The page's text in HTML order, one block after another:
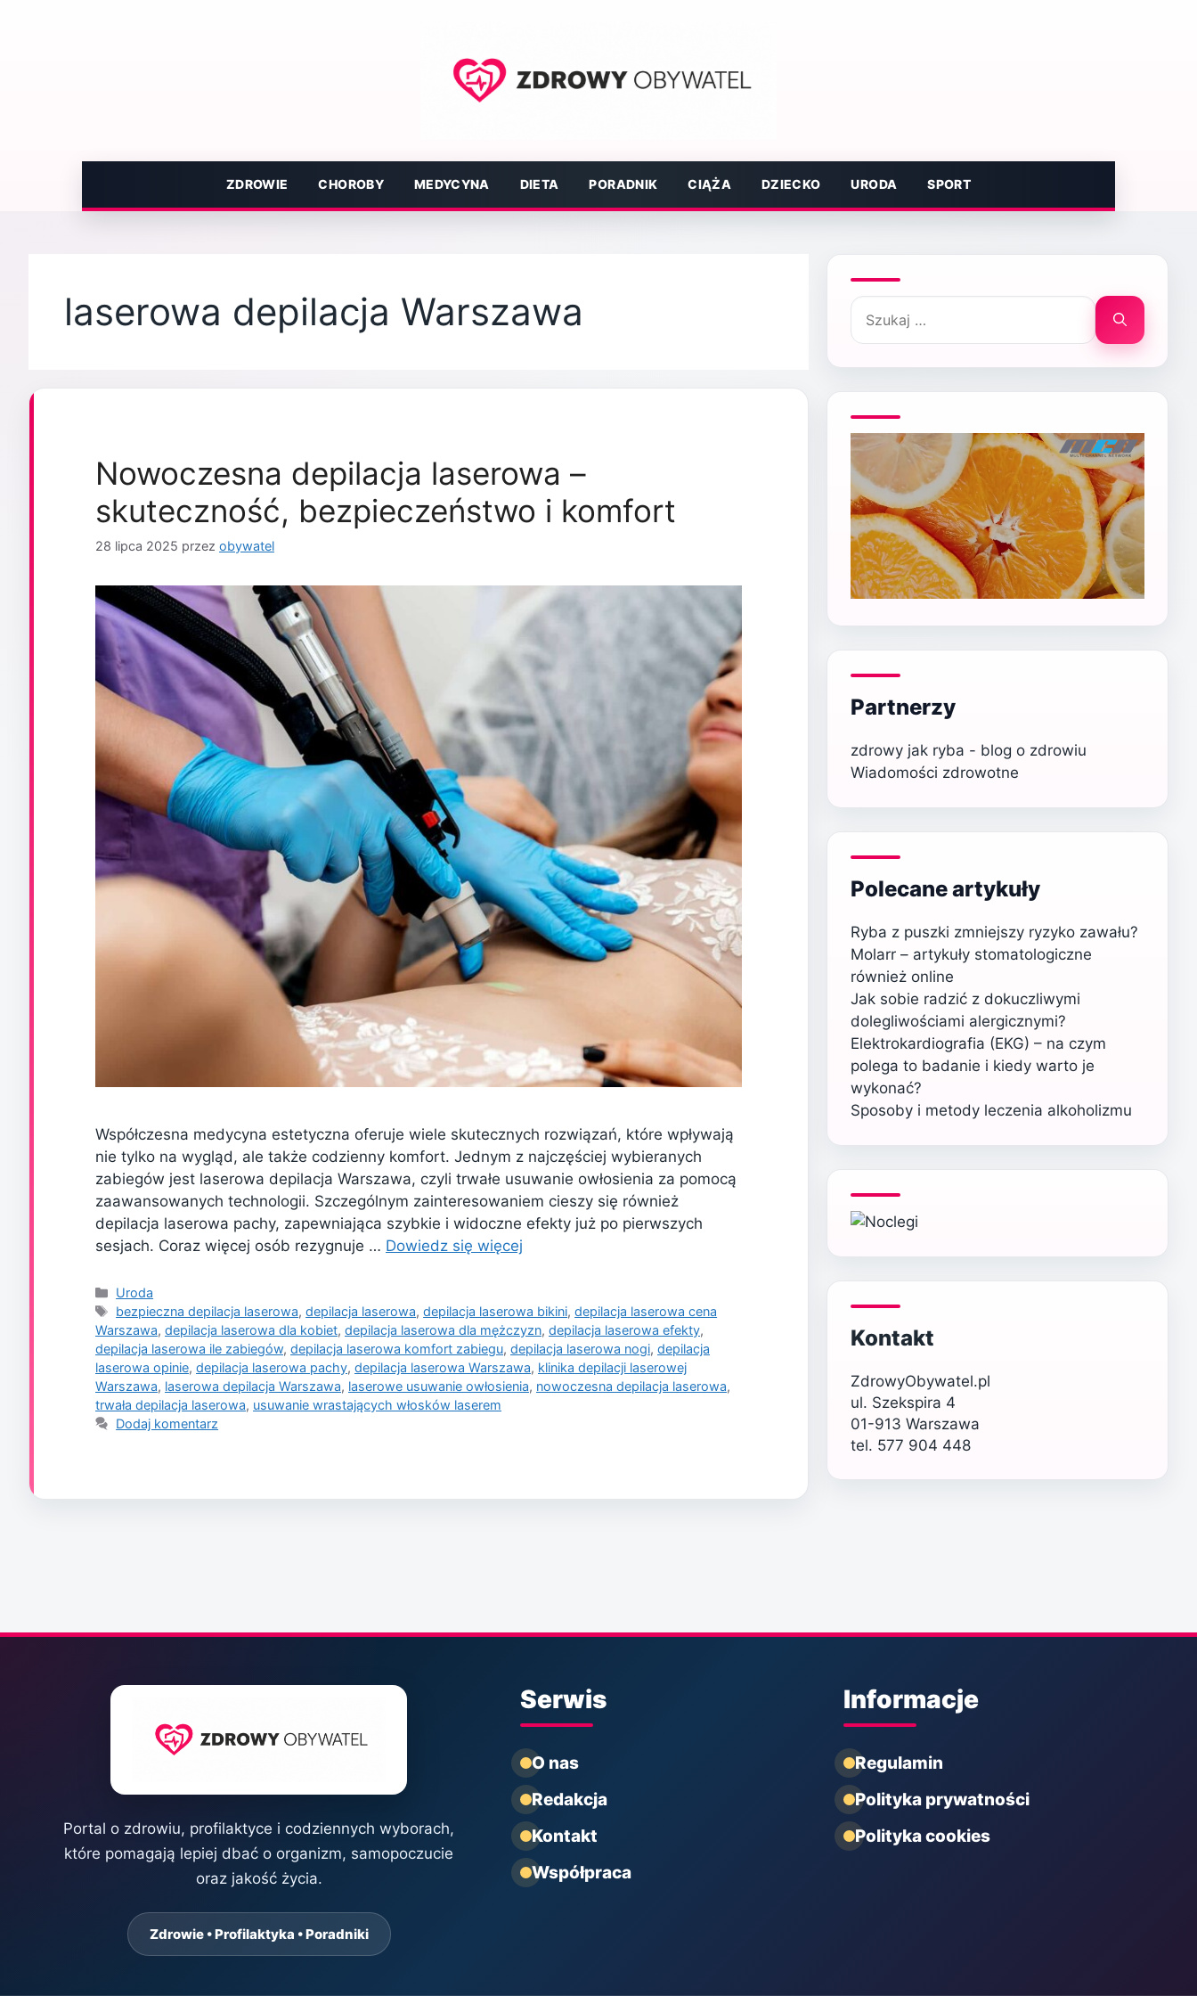
ZDROWIE CHOROBY MEDYCYNA DIETA PORADNIK CIĄŻA DZIECKO URODA SPORT
laserowa depilacja Warszawa
Nowoczesna depilacja laserowa –
skuteczność, bezpieczeństwo i komfort
28 lipca 2025 przez obywatel
Współczesna medycyna estetyczna oferuje wiele skutecznych rozwiązań, które wpływają
nie tylko na wygląd, ale także codzienny komfort. Jednym z najczęściej wybieranych
zabiegów jest laserowa depilacja Warszawa, czyli trwałe usuwanie owłosienia za pomocą
zaawansowanych technologii. Szczególnym zainteresowaniem cieszy się również
depilacja laserowa pachy, zapewniająca szybkie i widoczne efekty już po pierwszych
sesjach. Coraz więcej osób rezygnuje … Dowiedz się więcej
Kategorie
Uroda
Tagi
bezpieczna depilacja laserowa,depilacja laserowa,depilacja laserowa bikini,depilacja laserowa cena
Warszawa, depilacja laserowa dla kobiet, depilacja laserowa dla mężczyzn, depilacja laserowa efekty,
depilacja laserowa ile zabiegów, depilacja laserowa komfort zabiegu, depilacja laserowa nogi, depilacja
laserowa opinie, depilacja laserowa pachy, depilacja laserowa Warszawa, klinika depilacji laserowej
Warszawa, laserowa depilacja Warszawa, laserowe usuwanie owłosienia, nowoczesna depilacja laserowa,
trwała depilacja laserowa, usuwanie wrastających włosków laserem
Dodaj komentarz
Szukaj:
Partnerzy
zdrowy jak ryba - blog o zdrowiu
Wiadomości zdrowotne
Polecane artykuły
Ryba z puszki zmniejszy ryzyko zawału?
Molarr – artykuły stomatologiczne
również online
Jak sobie radzić z dokuczliwymi
dolegliwościami alergicznymi?
Elektrokardiografia (EKG) – na czym
polega to badanie i kiedy warto je
wykonać?
Sposoby i metody leczenia alkoholizmu
Kontakt
ZdrowyObywatel.pl
ul. Szekspira 4
01-913 Warszawa
tel. 577 904 448
Portal o zdrowiu, profilaktyce i codziennych wyborach,
które pomagają lepiej dbać o organizm, samopoczucie
oraz jakość życia.
Zdrowie • Profilaktyka • Poradniki
Serwis
O nas
Redakcja
Kontakt
Współpraca
Informacje
Regulamin
Polityka prywatności
Polityka cookies